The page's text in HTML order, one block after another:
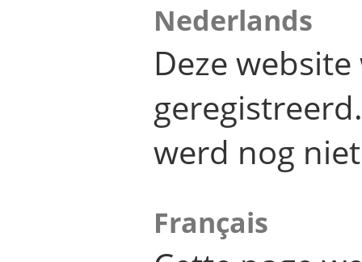
Nederlands
Deze
werd nog
Français